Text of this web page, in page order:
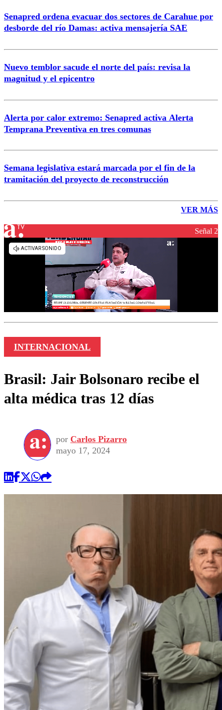
Senapred ordena evacuar dos sectores de Carahue por
desborde del río Damas: activa mensajería SAE
Nuevo temblor sacude el norte del país: revisa la
magnitud y el epicentro
Alerta por calor extremo: Senapred activa Alerta
Temprana Preventiva en tres comunas
Semana legislativa estará marcada por el fin de la
tramitación del proyecto de reconstrucción
VER MÁS
Señal 2
INTERNACIONAL
Brasil: Jair Bolsonaro recibe el
alta médica tras 12 días
por Carlos Pizarro
mayo 17, 2024